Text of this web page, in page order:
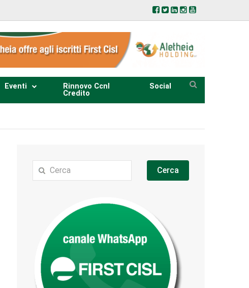
Eventi
Rinnovo Ccnl
Credito
Social
Cerca